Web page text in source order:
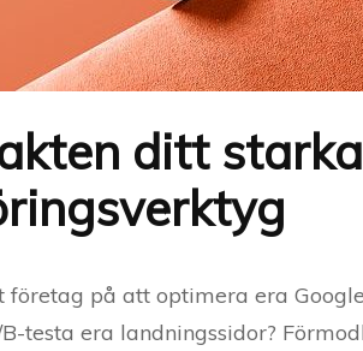
ditt
på att optimera era
testa era landningssidor?